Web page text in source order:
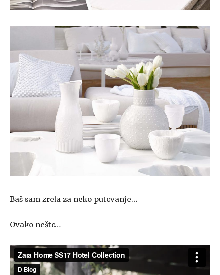
Baš sam zrela za neko putovanje…
Ovako nešto…